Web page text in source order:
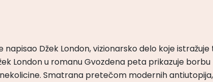
Džek London, vizionarsko delo koje
London u romanu Gvozdena peta prikazuje
Smatrana pretečom modernih